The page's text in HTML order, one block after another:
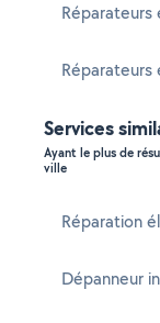
Réparateurs
Réparateurs
Services
Ayant le plus de
ville
Réparation
Dépanneur